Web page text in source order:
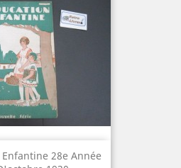
28e Année